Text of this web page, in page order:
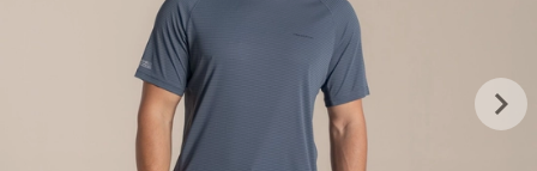
keyboard_arrow_right